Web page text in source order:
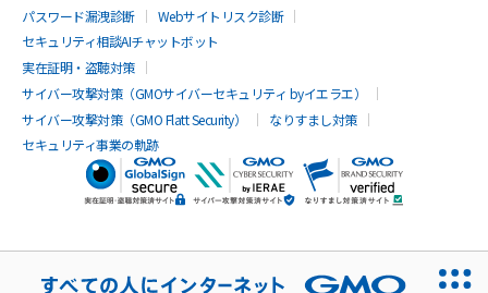
パスワード漏洩診断
Webサイトリスク診断
セキュリティ相談AIチャットボット
実在証明・盗聴対策
サイバー攻撃対策（GMOサイバーセキュリティ byイエラエ）
サイバー攻撃対策（GMO Flatt Security）
なりすまし対策
セキュリティ事業の軌跡